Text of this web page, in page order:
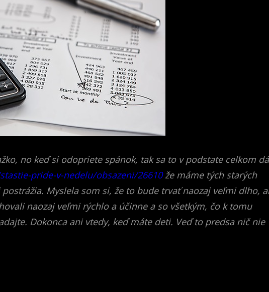
no keď si odopriete spánok, tak sa to v podstate celkom
pride-v-nedelu/obsazeni/26610že máme tých starých
Myslela som si, že to bude trvať naozaj veľmi dlho,
naozaj veľmi rýchlo a účinne a so všetkým, čo k tomu
Dokonca ani vtedy, keď máte deti. Veď to predsa nič nie